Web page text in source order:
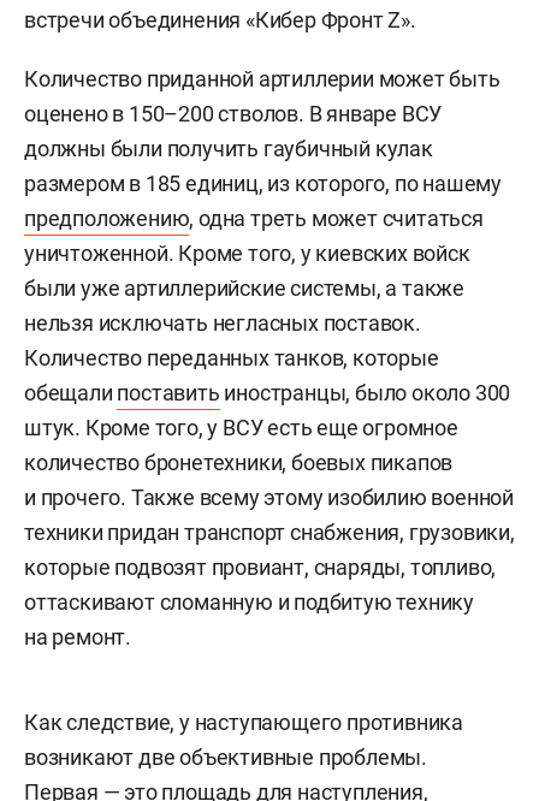
встречи объединения «Кибер Фронт Z».
Количество приданной артиллерии может быть
оценено в 150–200 стволов. В январе ВСУ
должны были получить гаубичный кулак
размером в 185 единиц, из которого, по нашему
предположению, одна треть может считаться
уничтоженной. Кроме того, у киевских войск
были уже артиллерийские системы, а также
нельзя исключать негласных поставок.
Количество переданных танков, которые
обещали поставить иностранцы, было около 300
штук. Кроме того, у ВСУ есть еще огромное
количество бронетехники, боевых пикапов
и прочего. Также всему этому изобилию военной
техники придан транспорт снабжения, грузовики,
которые подвозят провиант, снаряды, топливо,
оттаскивают сломанную и подбитую технику
на ремонт.
Как следствие, у наступающего противника
возникают две объективные проблемы.
Первая — это площадь для наступления,